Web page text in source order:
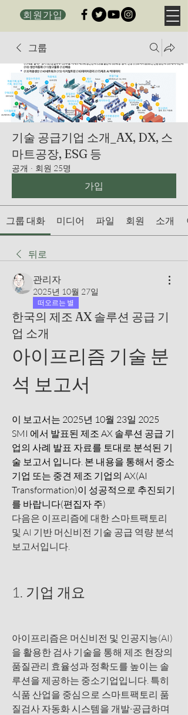
회원가입
그룹
기술 공급기업 소개_AX, DX, 스
마트공장, ESG 등
공개 · 회원 25명
가입
그룹 대화 미디어 파일 회원 소개
뒤로
관리자
2025년 10월 27일
떠오르는 별
한국의 제조 AX 솔루션 공급 기
업 소개
아이프리즘 기술 분
석 보고서
이 보고서는 2025년 10월 23일 2025
SMI 에서 발표된 제조 AX 솔루션 공급 기
업의 사례 발표 자료를 토대로 분석된 기
술 보고서 입니다. 본 내용을 통해서 중소
기업 또는 중견 제조 기업의 AX(AI
Transformation)이 성공적으로 추진되기
를 바랍니다(편집자 주)
다음은 이프리즘에 대한 스마트팩토리
및 AI 기반 머신비전 기술 공급 역량 분석
보고서입니다.
1. 기업 개요
아이프리즘은 머신비전 및 인공지능(AI)
을 활용한 검사 기술을 통해 제조 현장의
품질관리 효율성과 정확도를 높이는 솔
루션을 제공하는 중소기업입니다. 특히
식품 산업을 중심으로 스마트팩토리 품
질검사 자동화 시스템을 개발·공급하며